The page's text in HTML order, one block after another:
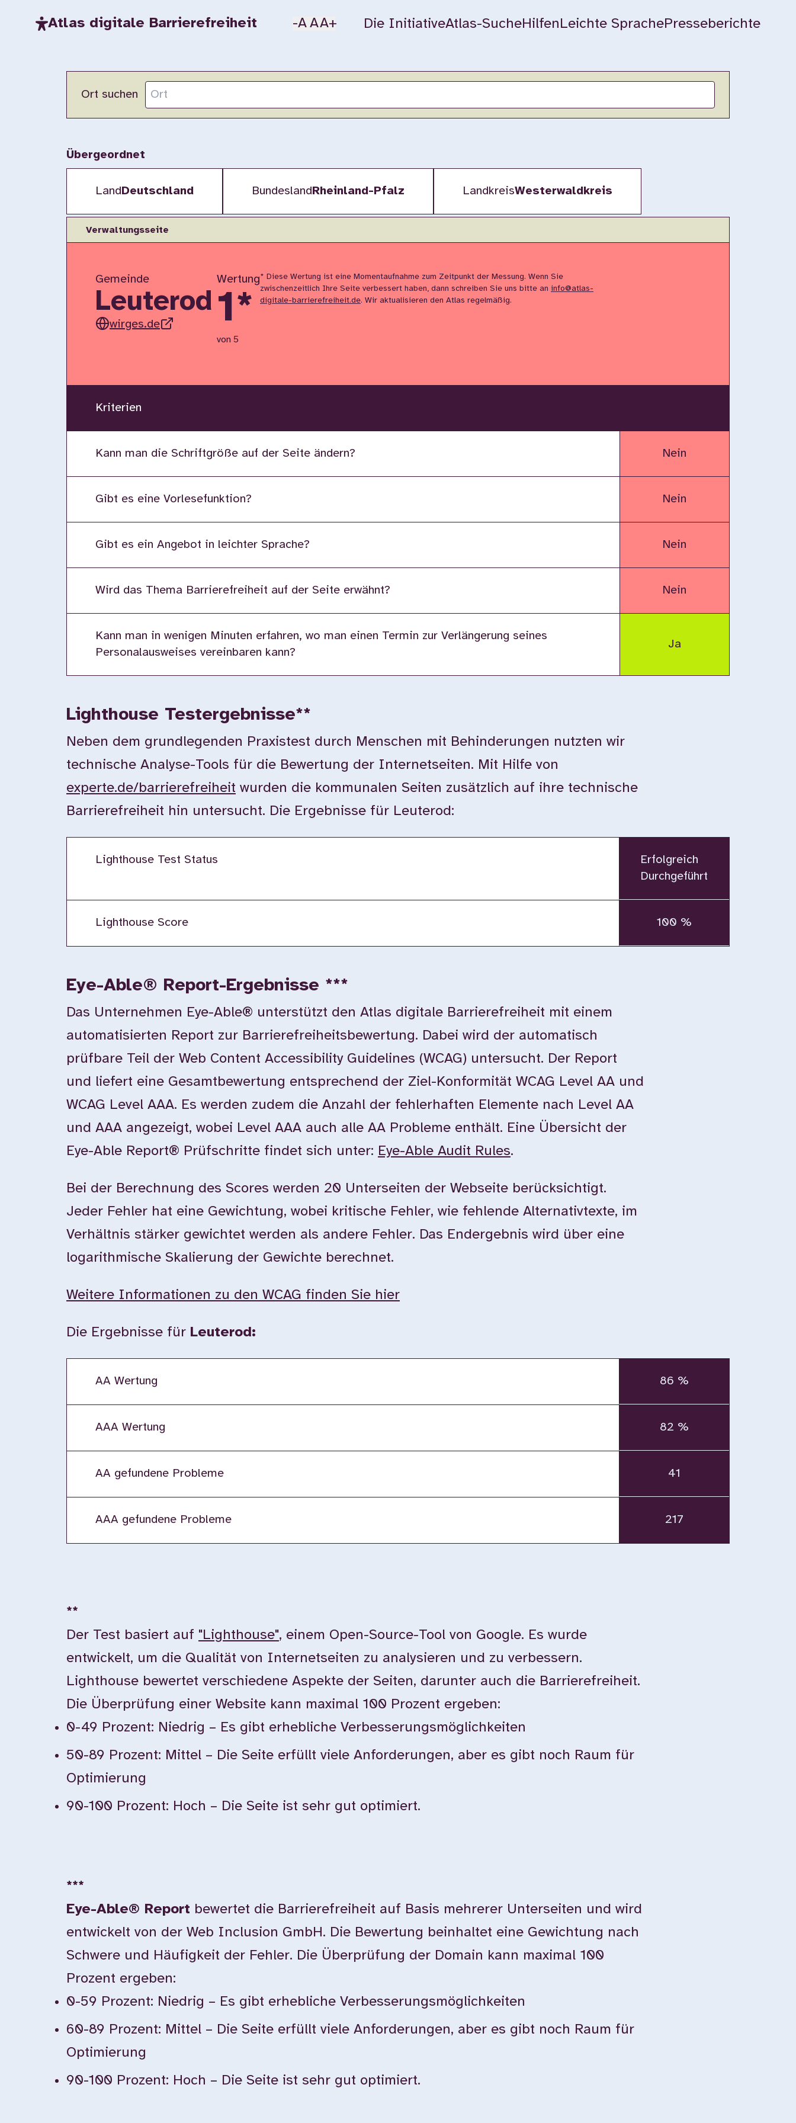
Atlas digitale Barrierefreiheit -A AA+ Die InitiativeAtlas-SucheHilfen Leichte SprachePresseberichte
Ort suchen
Übergeordnet
LandDeutschland BundeslandRheinland-Pfalz LandkreisWesterwaldkreis
Verwaltungsseite
Gemeinde
Leuterod
wirges.de
Wertung
1*
von 5
* Diese Wertung ist eine Momentaufnahme zum Zeitpunkt der Messung. Wenn Sie
zwischenzeitlich Ihre Seite verbessert haben, dann schreiben Sie uns bitte an info@atlas-
digitale-barrierefreiheit.de. Wir aktualisieren den Atlas regelmäßig.
Kriterien
Kann man die Schriftgröße auf der Seite ändern? Nein
Gibt es eine Vorlesefunktion? Nein
Gibt es ein Angebot in leichter Sprache? Nein
Wird das Thema Barrierefreiheit auf der Seite erwähnt? Nein
Kann man in wenigen Minuten erfahren, wo man einen Termin zur Verlängerung seines
Personalausweises vereinbaren kann?
Ja
Lighthouse Testergebnisse**
Neben dem grundlegenden Praxistest durch Menschen mit Behinderungen nutzten wir
technische Analyse-Tools für die Bewertung der Internetseiten. Mit Hilfe von
experte.de/barrierefreiheit wurden die kommunalen Seiten zusätzlich auf ihre technische
Barrierefreiheit hin untersucht. Die Ergebnisse für Leuterod:
Lighthouse Test Status
Erfolgreich
Durchgeführt
Lighthouse Score 100 %
Eye-Able® Report-Ergebnisse ***
Das Unternehmen Eye-Able® unterstützt den Atlas digitale Barrierefreiheit mit einem
automatisierten Report zur Barrierefreiheitsbewertung. Dabei wird der automatisch
prüfbare Teil der Web Content Accessibility Guidelines (WCAG) untersucht. Der Report
und liefert eine Gesamtbewertung entsprechend der Ziel-Konformität WCAG Level AA und
WCAG Level AAA. Es werden zudem die Anzahl der fehlerhaften Elemente nach Level AA
und AAA angezeigt, wobei Level AAA auch alle AA Probleme enthält. Eine Übersicht der
Eye-Able Report® Prüfschritte findet sich unter: Eye-Able Audit Rules.
Bei der Berechnung des Scores werden 20 Unterseiten der Webseite berücksichtigt.
Jeder Fehler hat eine Gewichtung, wobei kritische Fehler, wie fehlende Alternativtexte, im
Verhältnis stärker gewichtet werden als andere Fehler. Das Endergebnis wird über eine
logarithmische Skalierung der Gewichte berechnet.
Weitere Informationen zu den WCAG finden Sie hier
Die Ergebnisse für Leuterod:
AA Wertung 86 %
AAA Wertung 82 %
AA gefundene Probleme 41
AAA gefundene Probleme 217
**
Der Test basiert auf "Lighthouse", einem Open-Source-Tool von Google. Es wurde
entwickelt, um die Qualität von Internetseiten zu analysieren und zu verbessern.
Lighthouse bewertet verschiedene Aspekte der Seiten, darunter auch die Barrierefreiheit.
Die Überprüfung einer Website kann maximal 100 Prozent ergeben:
0-49 Prozent: Niedrig – Es gibt erhebliche Verbesserungsmöglichkeiten
50-89 Prozent: Mittel – Die Seite erfüllt viele Anforderungen, aber es gibt noch Raum für
Optimierung
90-100 Prozent: Hoch – Die Seite ist sehr gut optimiert.
***
Eye-Able® Report bewertet die Barrierefreiheit auf Basis mehrerer Unterseiten und wird
entwickelt von der Web Inclusion GmbH. Die Bewertung beinhaltet eine Gewichtung nach
Schwere und Häufigkeit der Fehler. Die Überprüfung der Domain kann maximal 100
Prozent ergeben:
0-59 Prozent: Niedrig – Es gibt erhebliche Verbesserungsmöglichkeiten
60-89 Prozent: Mittel – Die Seite erfüllt viele Anforderungen, aber es gibt noch Raum für
Optimierung
90-100 Prozent: Hoch – Die Seite ist sehr gut optimiert.